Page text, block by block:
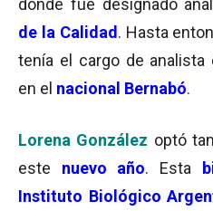
donde fue designado
de la Calidad . Hasta
tenía el cargo de analista
en el nacional Bernabó.
Lorena González optó
este nuevo año. Esta
Instituto Biológico